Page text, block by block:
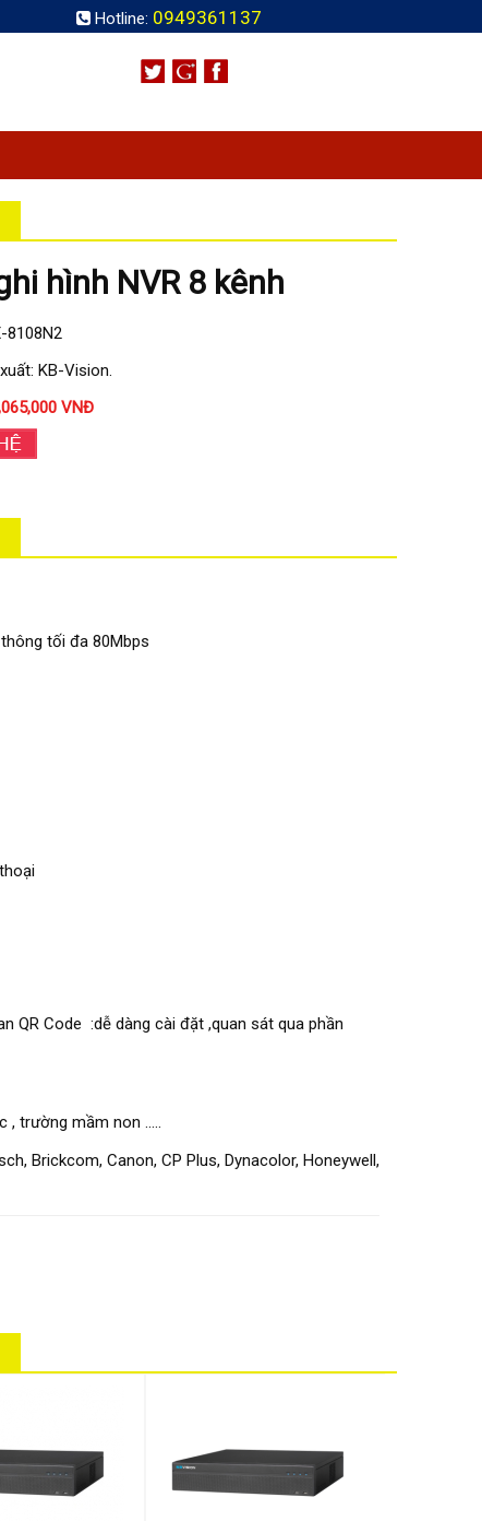
Hotline: 0949361137
hình NVR 8 kênh
8108N2
KB-Vision.
VNĐ
tối đa 80Mbps
QR Code :dễ dàng cài đặt ,quan sát qua phần
, trường mầm non .....
Brickcom, Canon, CP Plus, Dynacolor, Honeywell,